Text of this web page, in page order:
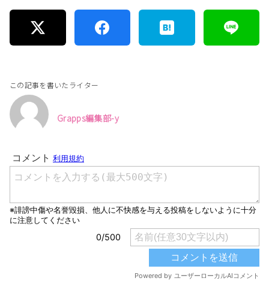
この記事を書いたライター
Grapps編集部-y